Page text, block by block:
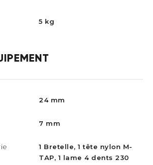
5 kg
24 mm
7 mm
1 Bretelle, 1 tête nylon M-
TAP, 1 lame 4 dents 230